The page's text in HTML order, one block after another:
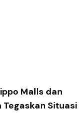
Malls dan
Tegaskan Situasi